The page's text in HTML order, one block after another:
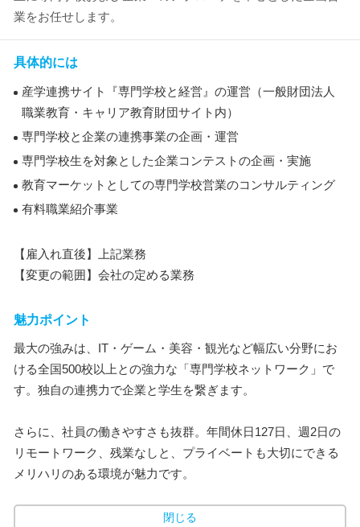
業をお任せします。
具体的には
産学連携サイト『専門学校と経営』の運営（一般財団法人
職業教育・キャリア教育財団サイト内）
専門学校と企業の連携事業の企画・運営
専門学校生を対象とした企業コンテストの企画・実施
教育マーケットとしての専門学校営業のコンサルティング
有料職業紹介事業
【雇入れ直後】上記業務
【変更の範囲】会社の定める業務
魅力ポイント
最大の強みは、IT・ゲーム・美容・観光など幅広い分野にお
ける全国500校以上との強力な「専門学校ネットワーク」で
す。独自の連携力で企業と学生を繋ぎます。
さらに、社員の働きやすさも抜群。年間休日127日、週2日の
リモートワーク、残業なしと、プライベートも大切にできる
メリハリのある環境が魅力です。
閉じる